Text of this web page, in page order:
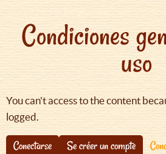
ayuda
navegación
Condiciones
uso
You can't access to the content
logged.
Conectarse Se créer un compte